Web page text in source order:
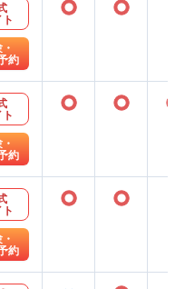
・
約
○ ○
・
約
○ ○
・
約
○ ○